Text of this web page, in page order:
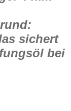
sichert
bei